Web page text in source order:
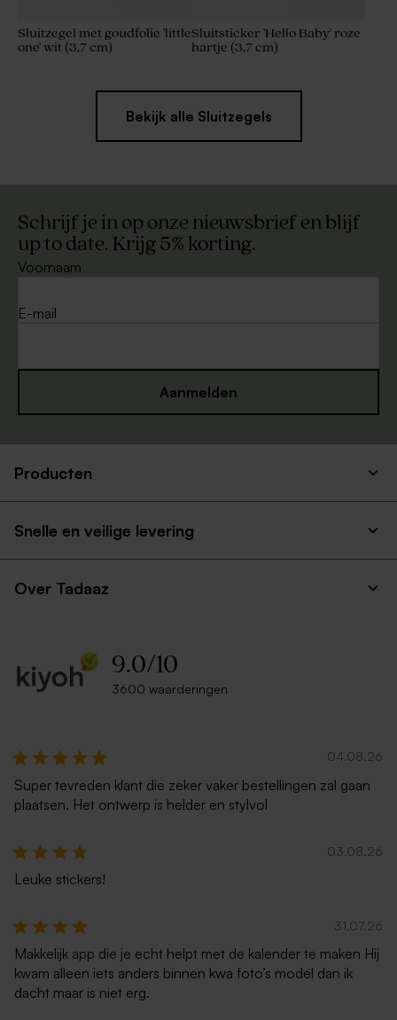
Sluitzegel met goudfolie 'little
one' wit (3,7 cm)
Sluitsticker 'Hello Baby' roze
hartje (3,7 cm)
Bekijk alle Sluitzegels
Schrijf je in op onze nieuwsbrief en blijf
up to date. Krijg 5% korting.
Voornaam
E-mail
Aanmelden
Producten
Snelle en veilige levering
Over Tadaaz
9.0/10
3600 waarderingen
04.08.26
Super tevreden klant die zeker vaker bestellingen zal gaan
plaatsen. Het ontwerp is helder en stylvol
03.08.26
Leuke stickers!
31.07.26
Makkelijk app die je echt helpt met de kalender te maken Hij
kwam alleen iets anders binnen kwa foto’s model dan ik
dacht maar is niet erg.